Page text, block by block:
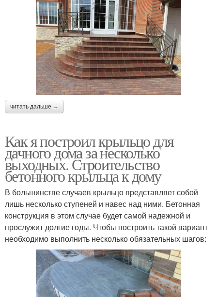
читать дальше →
Как я построил крыльцо для
дачного дома за несколько
выходных. Строительство
бетонного крыльца к дому
В большинстве случаев крыльцо представляет собой
лишь несколько ступеней и навес над ними. Бетонная
конструкция в этом случае будет самой надежной и
прослужит долгие годы. Чтобы построить такой вариант
необходимо выполнить несколько обязательных шагов: